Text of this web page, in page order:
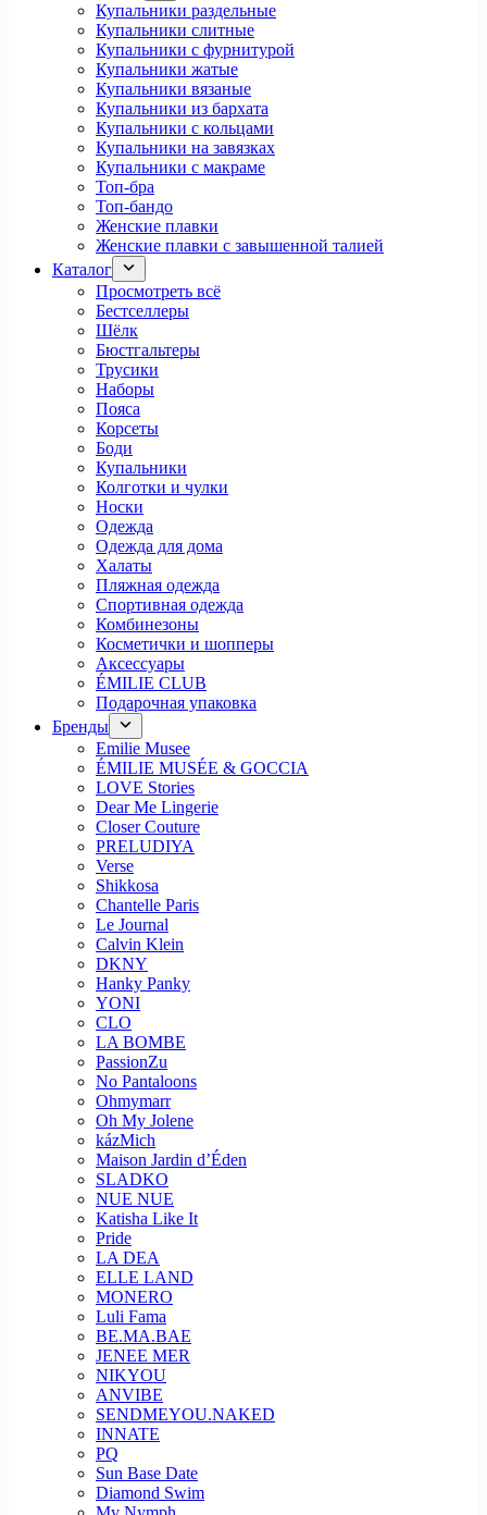
Купальники раздельные
Купальники слитные
Купальники с фурнитурой
Купальники жатые
Купальники вязаные
Купальники из бархата
Купальники с кольцами
Купальники на завязках
Купальники с макраме
Топ-бра
Топ-бандо
Женские плавки
Женские плавки с завышенной талией
Каталог
Просмотреть всё
Бестселлеры
Шёлк
Бюстгальтеры
Трусики
Наборы
Пояса
Корсеты
Боди
Купальники
Колготки и чулки
Носки
Одежда
Одежда для дома
Халаты
Пляжная одежда
Спортивная одежда
Комбинезоны
Косметички и шопперы
Аксессуары
ÉMILIE CLUB
Подарочная упаковка
Бренды
Emilie Musee
ÉMILIE MUSÉE & GOCCIA
LOVE Stories
Dear Me Lingerie
Closer Couture
PRELUDIYA
Verse
Shikkosa
Chantelle Paris
Le Journal
Calvin Klein
DKNY
Hanky Panky
YONI
CLO
LA BOMBE
PassionZu
No Pantaloons
Ohmymarr
Oh My Jolene
kázMich
Maison Jardin d’Éden
SLADKO
NUE NUE
Katisha Like It
Pride
LA DEA
ELLE LAND
MONERO
Luli Fama
BE.MA.BAE
JENEE MER
NIKYOU
ANVIBE
SENDMEYOU.NAKED
INNATE
PQ
Sun Base Date
Diamond Swim